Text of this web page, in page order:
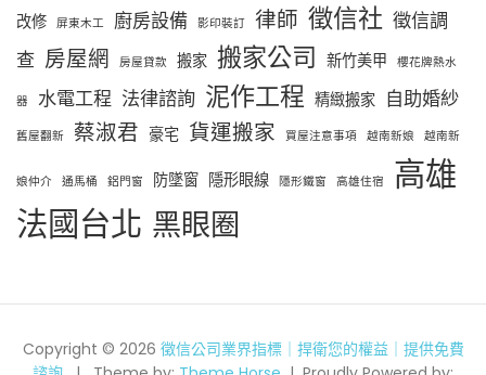
改修 屏東木工 廚房設備 影印裝訂 律師 徵信社 徵信調
查 房屋網 房屋貸款 搬家 搬家公司 新竹美甲 櫻花牌熱水
器 水電工程 法律諮詢 泥作工程 精緻搬家 自助婚紗
舊屋翻新 蔡淑君 豪宅 貨運搬家 買屋注意事項 越南新娘 越南新
娘仲介 通馬桶 鋁門窗 防墜窗 隱形眼線 隱形鐵窗 高雄住宿
高雄
法國台北 黑眼圈
Copyright © 2026 徵信公司業界指標｜捍衛您的權益｜提供免費